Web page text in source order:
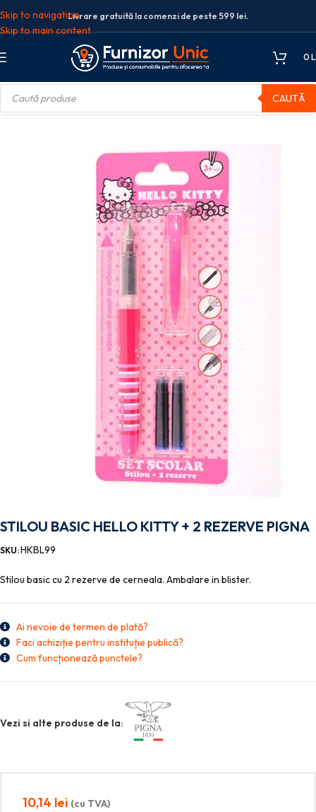
Skip to navigation
Skip to main content
Livrare gratuită la comenzi de peste 599 lei.
0
CAUTĂ
Stilouri scolare
STILOU BASIC HELLO KITTY + 2 REZERVE PIGNA
SKU:HKBL99
Stilou basic cu 2 rezerve de cerneala. Ambalare in blister.
Ai nevoie de termen de plată?
Faci achiziție pentru instituție publică?
Cum funcționează punctele?
Vezi si alte produse de la:
10,14 lei (cu TVA)